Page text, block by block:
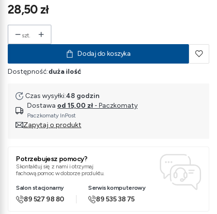
Cena
28,50 zł
szt.
Dodaj do koszyka
Dostępność:duża ilość
Czas wysyłki:48 godzin
Dostawa od 15,00 zł - Paczkomaty
Paczkomaty InPost
Zapytaj o produkt
Potrzebujesz pomocy?
Skontaktuj się z nami i otrzymaj
fachową pomoc w doborze produktu.
Salon stacjonarny
89 527 98 80
Serwis komputerowy
89 535 38 75